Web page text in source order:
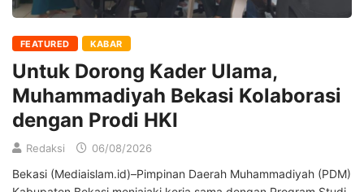
FEATURED KABAR
Untuk Dorong Kader Ulama,
Muhammadiyah Bekasi Kolaborasi
dengan Prodi HKI
Redaksi 06/08/2026
Bekasi (Mediaislam.id)–Pimpinan Daerah Muhammadiyah (PDM)